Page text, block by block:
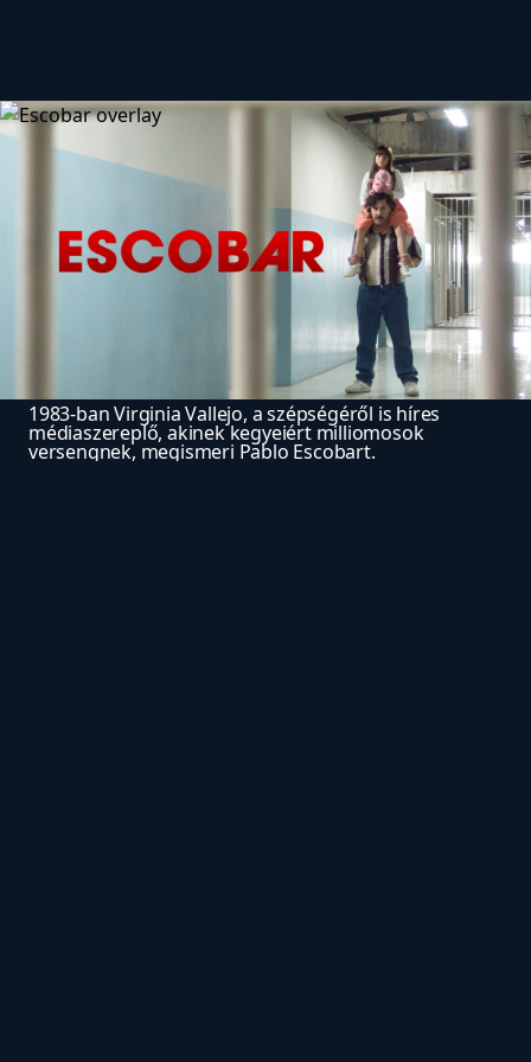
1983-ban Virginia Vallejo, a szépségéről is híres
médiaszereplő, akinek kegyeiért milliomosok
versengnek, megismeri Pablo Escobart.